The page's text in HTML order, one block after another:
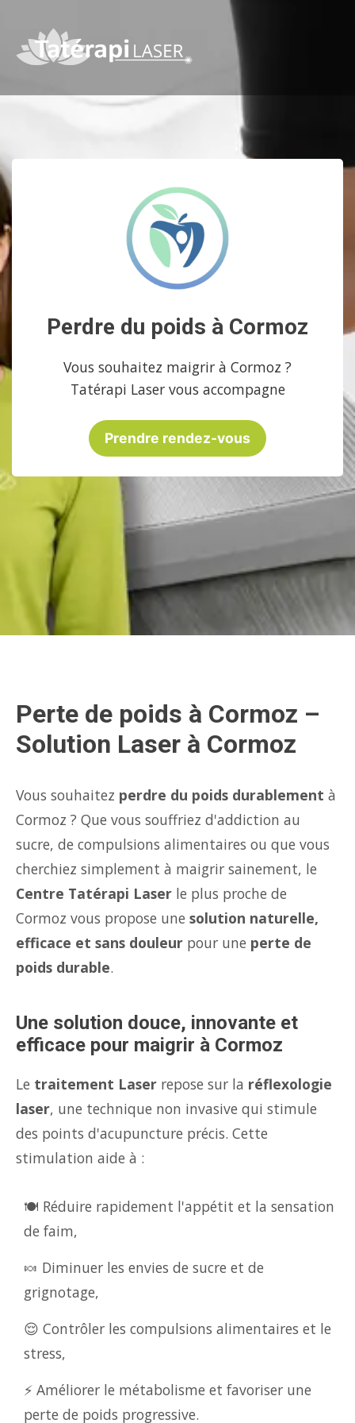
Perdre du poids à Cormoz
Vous souhaitez maigrir à Cormoz ?
Tatérapi Laser vous accompagne
Prendre rendez-vous
Perte de poids à Cormoz –
Solution Laser à Cormoz
Vous souhaitez perdre du poids durablement à
Cormoz ? Que vous souffriez d'addiction au
sucre, de compulsions alimentaires ou que vous
cherchiez simplement à maigrir sainement, le
Centre Tatérapi Laser le plus proche de
Cormoz vous propose une solution naturelle,
efficace et sans douleur pour une perte de
poids durable.
Une solution douce, innovante et
efficace pour maigrir à Cormoz
Le traitement Laser repose sur la réflexologie
laser, une technique non invasive qui stimule
des points d'acupuncture précis. Cette
stimulation aide à :
🍽️ Réduire rapidement l'appétit et la sensation
de faim,
🍬 Diminuer les envies de sucre et de
grignotage,
😌 Contrôler les compulsions alimentaires et le
stress,
⚡ Améliorer le métabolisme et favoriser une
perte de poids progressive.